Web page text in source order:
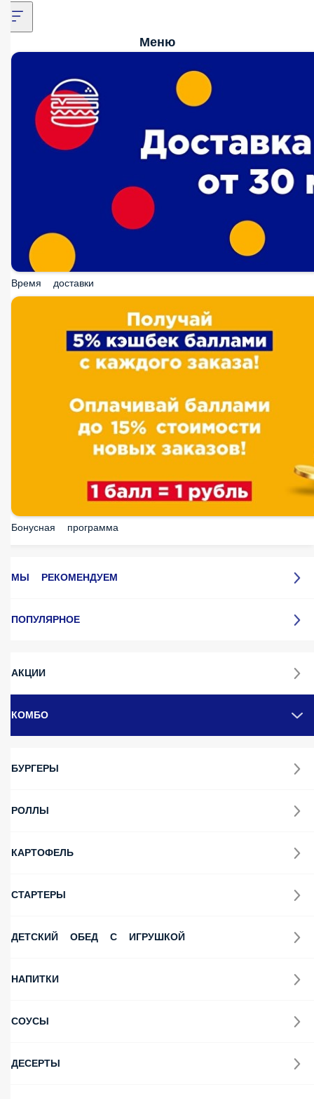
Меню
Время доставки
Бонусная программа
МЫ РЕКОМЕНДУЕМ
ПОПУЛЯРНОЕ
АКЦИИ
КОМБО
БУРГЕРЫ
РОЛЛЫ
КАРТОФЕЛЬ
СТАРТЕРЫ
ДЕТСКИЙ ОБЕД С ИГРУШКОЙ
НАПИТКИ
СОУСЫ
ДЕСЕРТЫ